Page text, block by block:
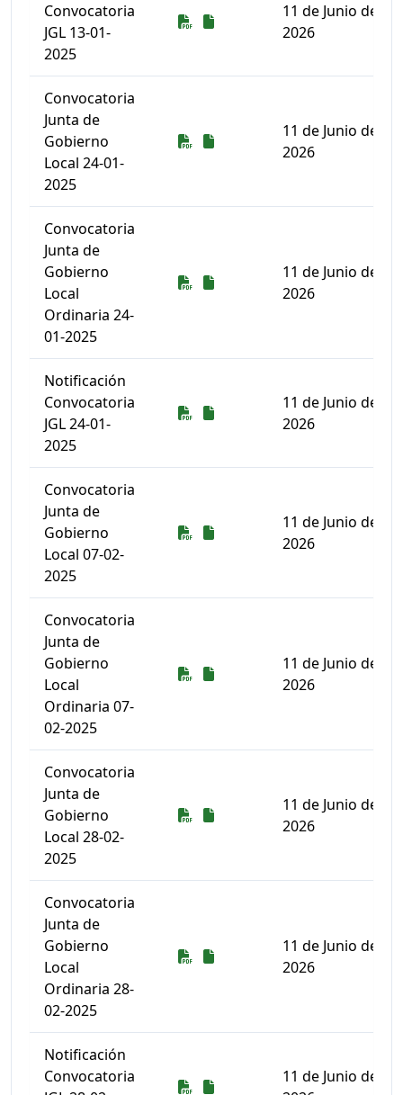
Convocatoria
JGL 13-01-
2025
Descarga
Descarga
11 de Junio de
2026
Convocatoria
Junta de
Gobierno
Local 24-01-
2025
Descarga
Descarga
11 de Junio de
2026
Convocatoria
Junta de
Gobierno
Local
Ordinaria 24-
01-2025
Descarga
Descarga
11 de Junio de
2026
Notificación
Convocatoria
JGL 24-01-
2025
Descarga
Descarga
11 de Junio de
2026
Convocatoria
Junta de
Gobierno
Local 07-02-
2025
Descarga
Descarga
11 de Junio de
2026
Convocatoria
Junta de
Gobierno
Local
Ordinaria 07-
02-2025
Descarga
Descarga
11 de Junio de
2026
Convocatoria
Junta de
Gobierno
Local 28-02-
2025
Descarga
Descarga
11 de Junio de
2026
Convocatoria
Junta de
Gobierno
Local
Ordinaria 28-
02-2025
Descarga
Descarga
11 de Junio de
2026
Notificación
Convocatoria
Descarga
Descarga
11 de Junio de